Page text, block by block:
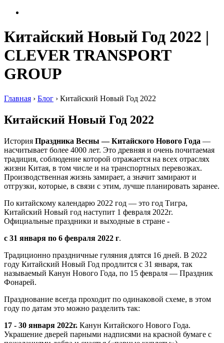
Китайский Новый Год 2022 |
CLEVER TRANSPORT
GROUP
Главная › Блог › Китайский Новый Год 2022
Китайский Новый Год 2022
История Праздника Весны — Китайского Нового Года —
насчитывает более 4000 лет. Это древняя и очень почитаемая
традиция, соблюдение которой отражается на всех отраслях
жизни Китая, в том числе и на транспортных перевозках.
Производственная жизнь замирает, а значит замирают и
отгрузки, которые, в связи с этим, лучше планировать заранее.
По китайскому календарю 2022 год — это год Тигра,
Китайский Новый год наступит 1 февраля 2022г.
Официальные праздники и выходные в стране -
с 31 января по 6 февраля 2022 г.
Традиционно праздничные гуляния длятся 16 дней. В 2022
году Китайский Новый Год продлится с 31 января, так
называемый Канун Нового Года, по 15 февраля — Праздник
Фонарей.
Празднование всегда проходит по одинаковой схеме, в этом
году по датам это можно разделить так:
17 - 30 января 2022г. Канун Китайского Нового Года.
Украшение дверей парными надписями на красной бумаге с